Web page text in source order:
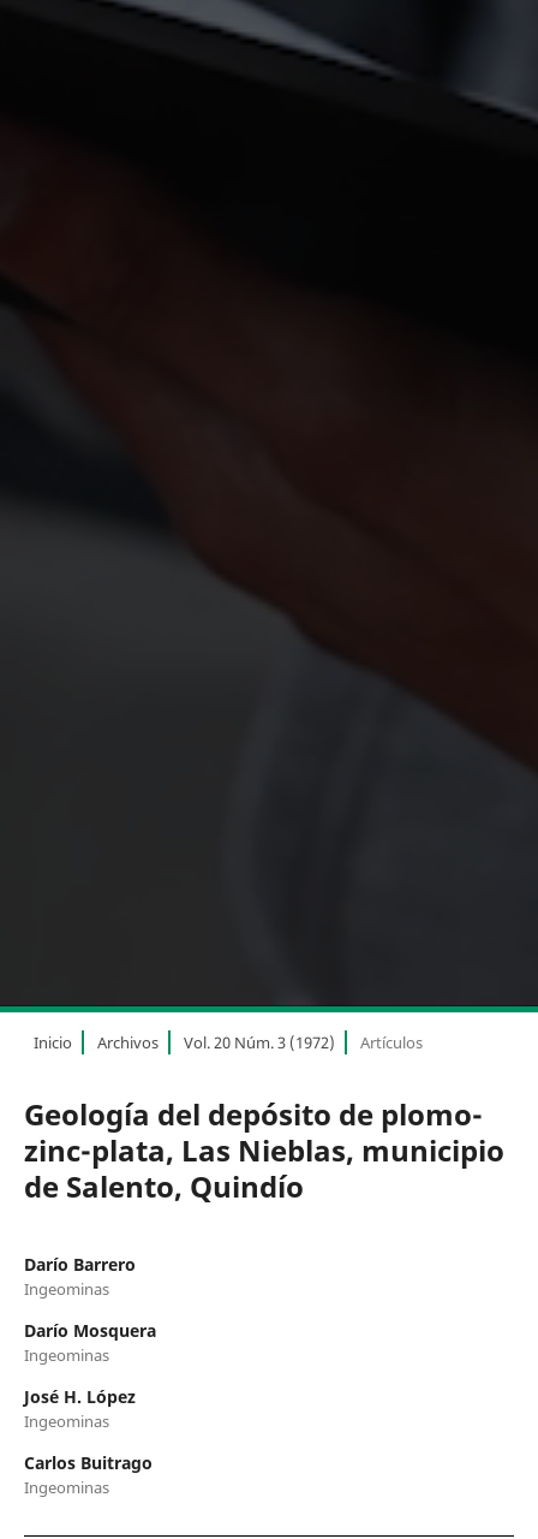
Inicio Archivos Vol. 20 Núm. 3 (1972) Artículos
Geología del depósito de plomo-
zinc-plata, Las Nieblas, municipio
de Salento, Quindío
Darío Barrero
Ingeominas
Darío Mosquera
Ingeominas
José H. López
Ingeominas
Carlos Buitrago
Ingeominas